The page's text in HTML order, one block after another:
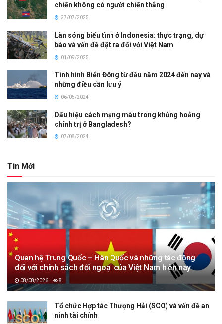
chiến không có người chiến thắng
27/07/2025
Làn sóng biểu tình ở Indonesia: thực trạng, dự
báo và vấn đề đặt ra đối với Việt Nam
01/09/2025
Tình hình Biển Đông từ đầu năm 2024 đến nay và
những điều cần lưu ý
06/05/2024
Dấu hiệu cách mạng màu trong khủng hoảng
chính trị ở Bangladesh?
07/08/2024
Tin Mới
Quan hệ Trung Quốc – Hàn Quốc và những tác động
đối với chính sách đối ngoại của Việt Nam hiện nay
08/08/2026 8
Tổ chức Hợp tác Thượng Hải (SCO) và vấn đề an
ninh tài chính